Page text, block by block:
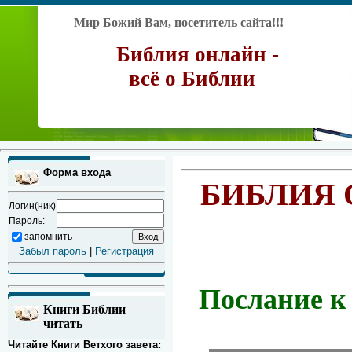
Мир Божий Вам, посетитель сайта!!!
Библия онлайн -
всё о Библии
Форма входа
Логин(ник)
Пароль:
запомнить
Забыл пароль Регистрация
Книги Библии
читать
Читайте Книги Ветхого завета:
БИБЛИЯ
Послание